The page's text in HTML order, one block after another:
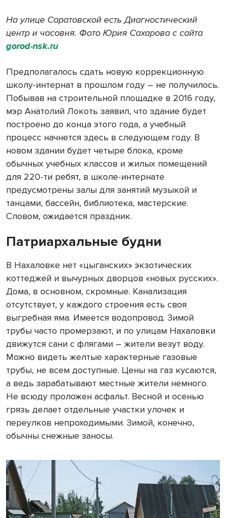
На улице Саратовской есть Диагностический
центр и часовня. Фото Юрия Сахарова с сайта
gorod-nsk.ru
Предполагалось сдать новую коррекционную
школу-интернат в прошлом году – не получилось.
Побывав на строительной площадке в 2016 году,
мэр Анатолий Локоть заявил, что здание будет
построено до конца этого года, а учебный
процесс начнется здесь в следующем году. В
новом здании будет четыре блока, кроме
обычных учебных классов и жилых помещений
для 220-ти ребят, в школе-интернате
предусмотрены залы для занятий музыкой и
танцами, бассейн, библиотека, мастерские.
Словом, ожидается праздник.
Патриархальные будни
В Нахаловке нет «цыганских» экзотических
коттеджей и вычурных дворцов «новых русских».
Дома, в основном, скромные. Канализация
отсутствует, у каждого строения есть своя
выгребная яма. Имеется водопровод. Зимой
трубы часто промерзают, и по улицам Нахаловки
движутся сани с флягами – жители везут воду.
Можно видеть желтые характерные газовые
трубы, не всем доступные. Цены на газ кусаются,
а ведь зарабатывают местные жители немного.
Не всюду проложен асфальт. Весной и осенью
грязь делает отдельные участки улочек и
переулков непроходимыми. Зимой, конечно,
обычны снежные заносы.